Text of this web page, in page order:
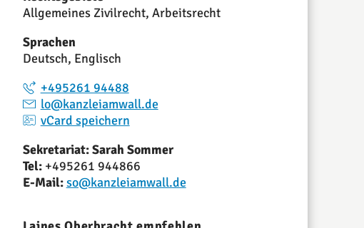
Allgemeines Zivilrecht, Arbeitsrecht
Sprachen
Deutsch, Englisch
+495261 94488
lo@kanzleiamwall.de
vCard speichern
Sekretariat: Sarah Sommer
Tel:+495261 944866
E-Mail:so@kanzleiamwall.de